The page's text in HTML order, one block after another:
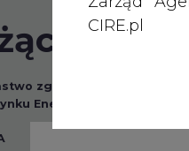
CIRE.pl
zgodę na
Energii S.A z siedzibą w